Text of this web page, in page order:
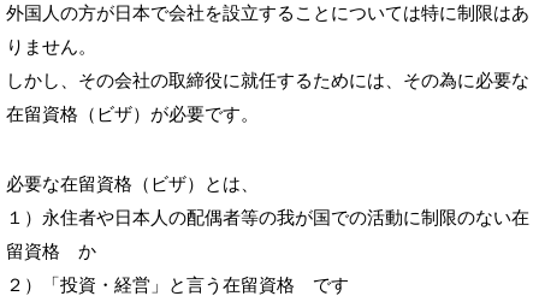
外国人の方が日本で会社を設立することについては特に制限はあ
りません。
しかし、その会社の取締役に就任するためには、その為に必要な
在留資格（ビザ）が必要です。
必要な在留資格（ビザ）とは、
１）永住者や日本人の配偶者等の我が国での活動に制限のない在
留資格 か
２）「投資・経営」と言う在留資格 です